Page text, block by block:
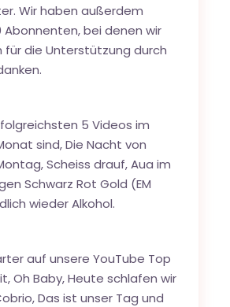
Wir haben außerdem
Abonnenten, bei denen wir
für die Unterstützung durch
5 Videos im
sind,Die Nacht von
,Scheiss drauf,Aua im
Schwarz Rot Gold (EM
wieder Alkohol.
auf unsere YouTube Top
Oh Baby,Heute schlafen wir
,Das ist unser Tag und